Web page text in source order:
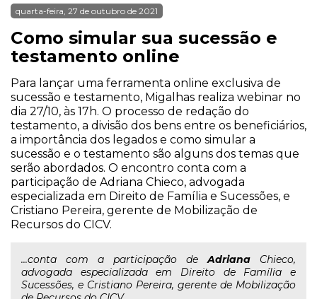
quarta-feira, 27 de outubro de 2021
Como simular sua sucessão e
testamento online
Para lançar uma ferramenta online exclusiva de
sucessão e testamento, Migalhas realiza webinar no
dia 27/10, às 17h. O processo de redação do
testamento, a divisão dos bens entre os beneficiários,
a importância dos legados e como simular a
sucessão e o testamento são alguns dos temas que
serão abordados. O encontro conta com a
participação de Adriana Chieco, advogada
especializada em Direito de Família e Sucessões, e
Cristiano Pereira, gerente de Mobilização de
Recursos do CICV.
...conta com a participação deAdriana Chieco,
advogada especializada em Direito de Família e
Sucessões, e Cristiano Pereira, gerente de Mobilização